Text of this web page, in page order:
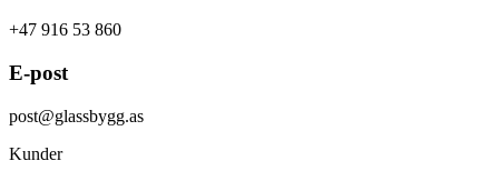
+47 916 53 860
E-post
post@glassbygg.as
Kunder